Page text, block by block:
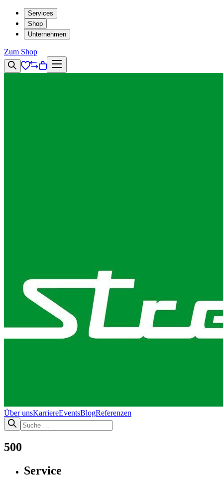
Services
Shop
Unternehmen
Zum Shop
Über unsKarriereEventsBlogReferenzen
500
Service